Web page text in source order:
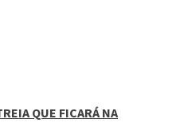
QUE FICARÁ NA